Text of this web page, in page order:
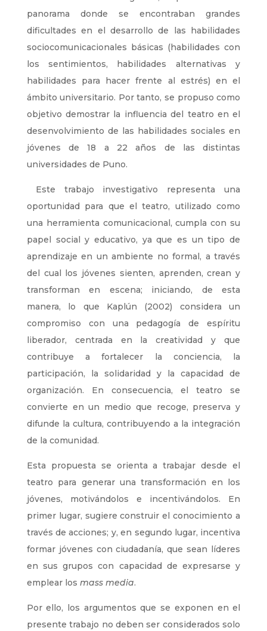
panorama donde se encontraban grandes
dificultades en el desarrollo de las habilidades
sociocomunicacionales básicas (habilidades con
los sentimientos, habilidades alternativas y
habilidades para hacer frente al estrés) en el
ámbito universitario. Por tanto, se propuso como
objetivo demostrar la influencia del teatro en el
desenvolvimiento de las habilidades sociales en
jóvenes de 18 a 22 años de las distintas
universidades de Puno.
Este trabajo investigativo representa una
oportunidad para que el teatro, utilizado como
una herramienta comunicacional, cumpla con su
papel social y educativo, ya que es un tipo de
aprendizaje en un ambiente no formal, a través
del cual los jóvenes sienten, aprenden, crean y
transforman en escena; iniciando, de esta
manera, lo que Kaplún (2002) considera un
compromiso con una pedagogía de espíritu
liberador, centrada en la creatividad y que
contribuye a fortalecer la conciencia, la
participación, la solidaridad y la capacidad de
organización. En consecuencia, el teatro se
convierte en un medio que recoge, preserva y
difunde la cultura, contribuyendo a la integración
de la comunidad.
Esta propuesta se orienta a trabajar desde el
teatro para generar una transformación en los
jóvenes, motivándolos e incentivándolos. En
primer lugar, sugiere construir el conocimiento a
través de acciones; y, en segundo lugar, incentiva
formar jóvenes con ciudadanía, que sean líderes
en sus grupos con capacidad de expresarse y
emplear los mass media.
Por ello, los argumentos que se exponen en el
presente trabajo no deben ser considerados solo